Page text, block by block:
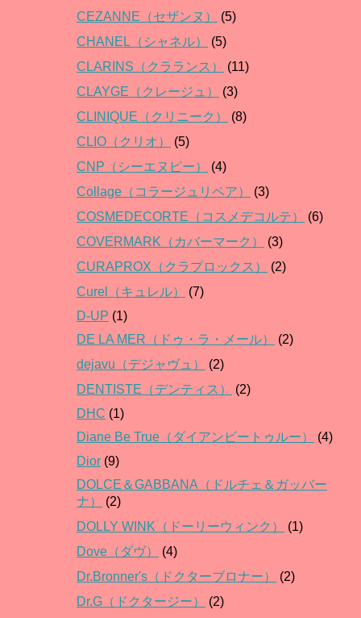
CEZANNE（セザンヌ）
(5)
CHANEL（シャネル）
(5)
CLARINS（クラランス）
(11)
CLAYGE（クレージュ）
(3)
CLINIQUE（クリニーク）
(8)
CLIO（クリオ）
(5)
CNP（シーエヌピー）
(4)
Collage（コラージュリペア）
(3)
COSMEDECORTE（コスメデコルテ）
(6)
COVERMARK（カバーマーク）
(3)
CURAPROX（クラプロックス）
(2)
Curel（キュレル）
(7)
D-UP (1)
DE LA MER（ドゥ・ラ・メール）
(2)
dejavu（デジャヴュ）
(2)
DENTISTE（デンティス）
(2)
DHC (1)
Diane Be True（ダイアンビートゥルー）
(4)
Dior (9)
DOLCE＆GABBANA（ドルチェ＆ガッバー
ナ）
(2)
DOLLY WINK（ドーリーウィンク）
(1)
Dove（ダヴ）
(4)
Dr.Bronner's（ドクターブロナー）
(2)
Dr.G（ドクタージー）
(2)